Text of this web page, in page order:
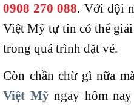
0908 270 088 . Với đội
Việt Mỹ tự tin có thể giải
trong quá trình đặt vé.
Còn chần chừ gì nữa
Việt Mỹngay hôm